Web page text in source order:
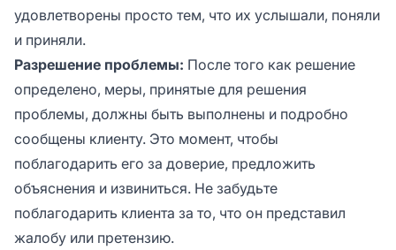
удовлетворены просто тем, что их услышали, поняли
и приняли.
Разрешение проблемы: После того как решение
определено, меры, принятые для решения
проблемы, должны быть выполнены и подробно
сообщены клиенту. Это момент, чтобы
поблагодарить его за доверие, предложить
объяснения и извиниться. Не забудьте
поблагодарить клиента за то, что он представил
жалобу или претензию.